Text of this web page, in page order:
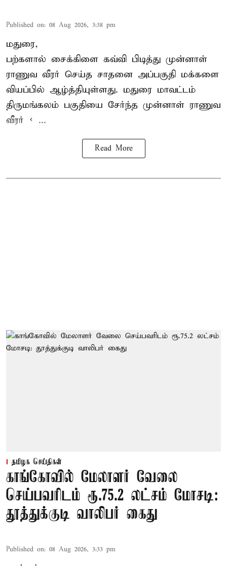
Published on: 08 Aug 2026, 3:38 pm
மதுரை,
பற்களால் சைக்கிளை கவ்வி பிடித்து முன்னாள்
ராணுவ வீரர் செய்த சாதனை அப்பகுதி மக்களை
வியப்பில் ஆழ்த்தியுள்ளது. மதுரை மாவட்டம்
திருமங்கலம் பகுதியை சேர்ந்த முன்னாள் ராணுவ
வீரர் < ...
Read More
தமிழக செய்திகள்
காங்கோவில் மேலாளர் வேலை
செய்பவரிடம் ரூ.75.2 லட்சம் மோசடி:
தூத்துக்குடி வாலிபர் கைது
Published on: 08 Aug 2026, 3:33 pm